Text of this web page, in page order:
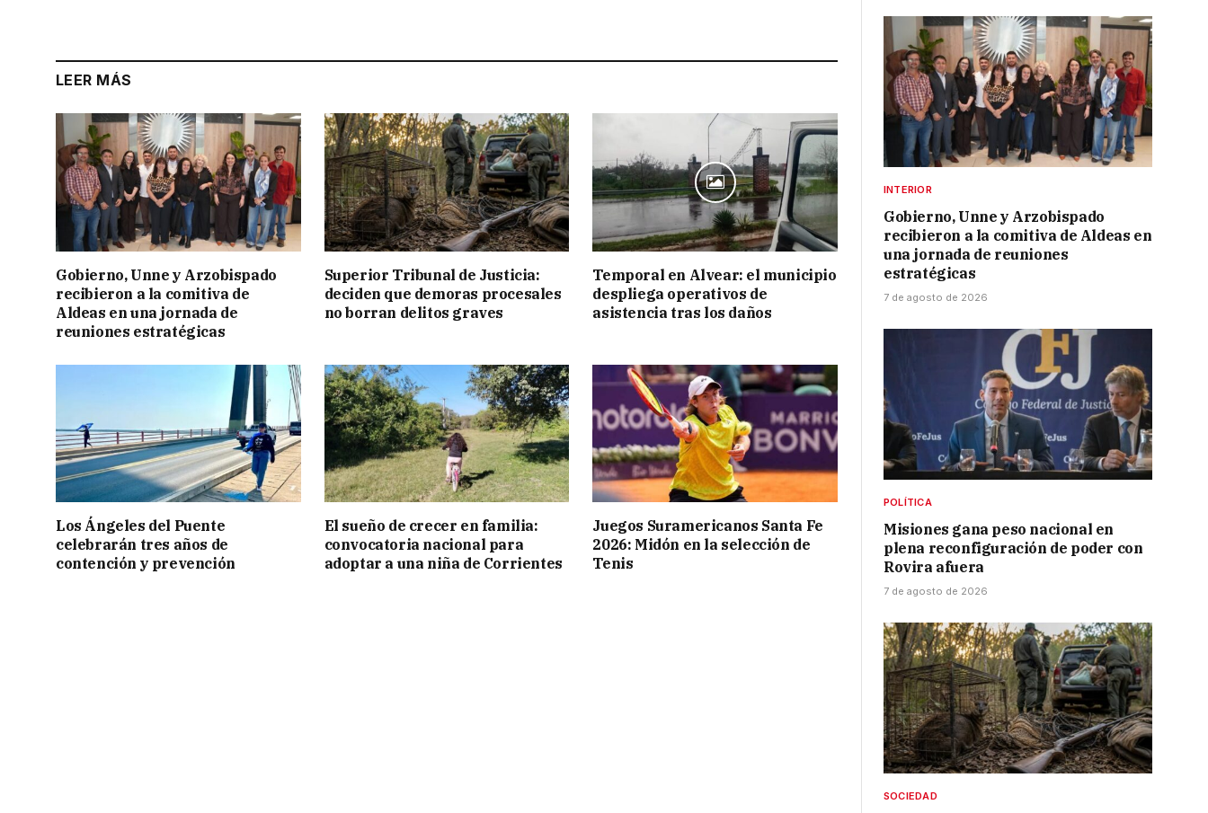
LEER MÁS
Gobierno, Unne y Arzobispado
recibieron a la comitiva de
Aldeas en una jornada de
reuniones estratégicas
Superior Tribunal de Justicia:
deciden que demoras procesales
no borran delitos graves
Temporal en Alvear: el municipio
despliega operativos de
asistencia tras los daños
Los Ángeles del Puente
celebrarán tres años de
contención y prevención
El sueño de crecer en familia:
convocatoria nacional para
adoptar a una niña de Corrientes
Juegos Suramericanos Santa Fe
2026: Midón en la selección de
Tenis
INTERIOR
Gobierno, Unne y Arzobispado
recibieron a la comitiva de Aldeas en
una jornada de reuniones
estratégicas
7 de agosto de 2026
POLÍTICA
Misiones gana peso nacional en
plena reconfiguración de poder con
Rovira afuera
7 de agosto de 2026
SOCIEDAD